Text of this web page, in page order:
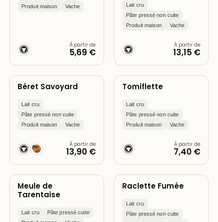
Produit maison
Vache
À partir de
5,69 €
Lait cru
Pâte pressé non cuite
Produit maison
Vache
À partir de
13,15 €
Béret Savoyard
Lait cru
Pâte pressé non cuite
Produit maison
Vache
À partir de
13,90 €
Tomiflette
Lait cru
Pâte pressé non cuite
Produit maison
Vache
À partir de
7,40 €
Meule de
Tarentaise
Lait cru
Pâte pressé cuite
Raclette Fumée
Lait cru
Pâte pressé non cuite